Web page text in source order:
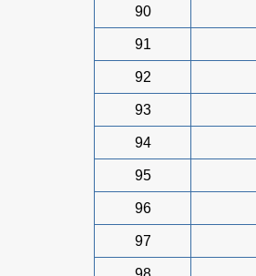
90
91
92
93
94
95
96
97